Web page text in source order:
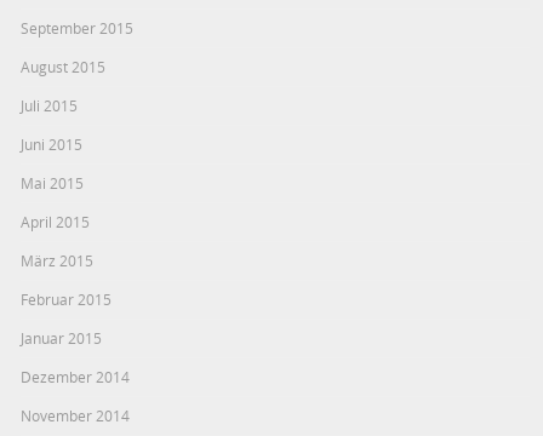
September 2015
August 2015
Juli 2015
Juni 2015
Mai 2015
April 2015
März 2015
Februar 2015
Januar 2015
Dezember 2014
November 2014